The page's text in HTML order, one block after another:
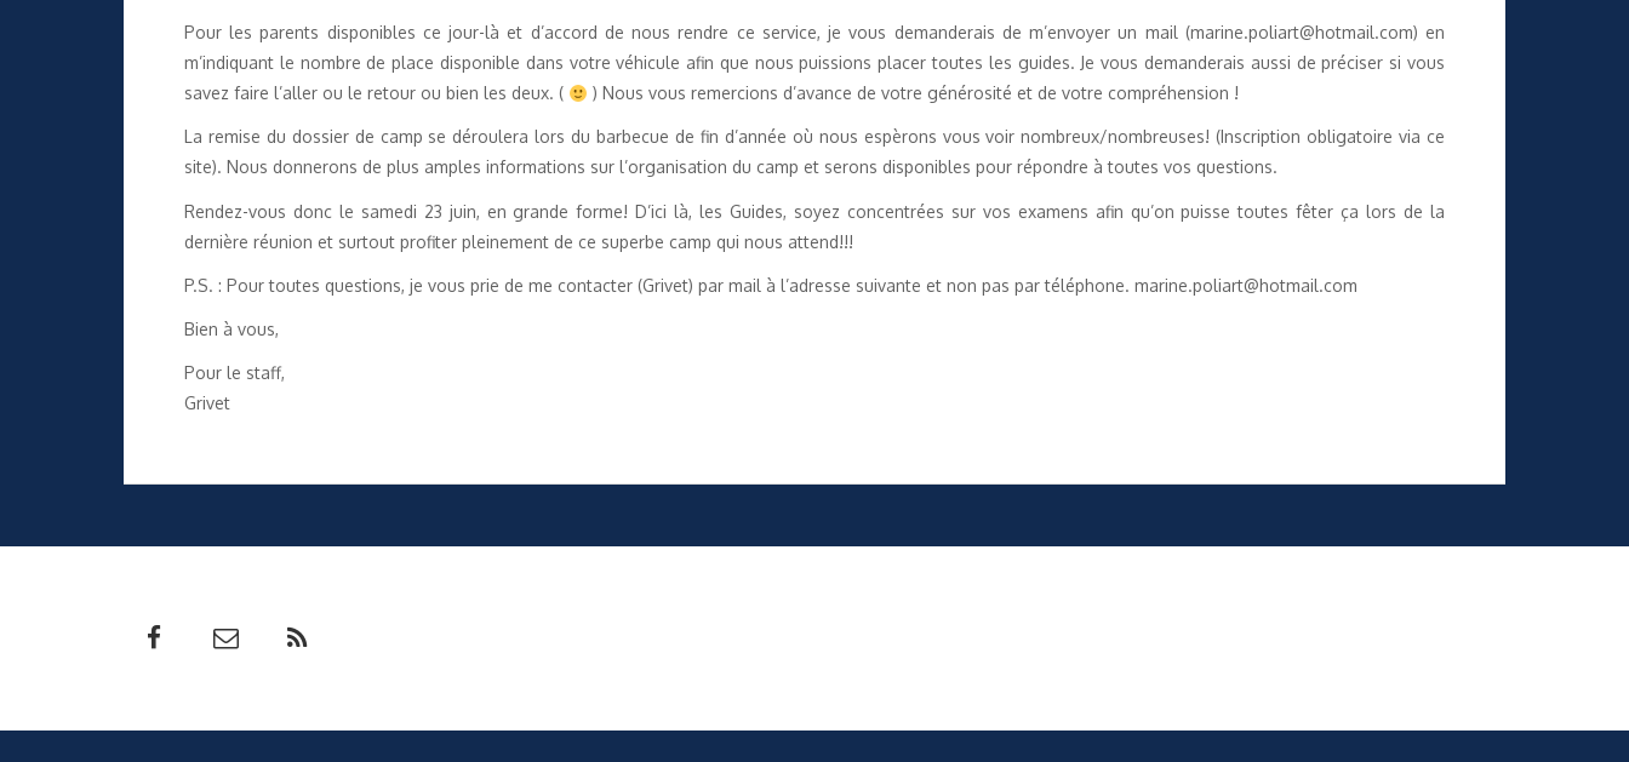
Pour les parents disponibles ce jour-là et d’accord de nous rendre ce service, je vous demanderais de m’envoyer un mail (marine.poliart@hotmail.com) en
m’indiquant le nombre de place disponible dans votre véhicule afin que nous puissions placer toutes les guides. Je vous demanderais aussi de préciser si vous
savez faire l’aller ou le retour ou bien les deux. (
) Nous vous remercions d’avance de votre générosité et de votre compréhension !
La remise du dossier de camp se déroulera lors du barbecue de fin d’année où nous espèrons vous voir nombreux/nombreuses! (Inscription obligatoire via ce
site). Nous donnerons de plus amples informations sur l’organisation du camp et serons disponibles pour répondre à toutes vos questions.
Rendez-vous donc le samedi 23 juin, en grande forme! D’ici là, les Guides, soyez concentrées sur vos examens afin qu’on puisse toutes fêter ça lors de la
dernière réunion et surtout profiter pleinement de ce superbe camp qui nous attend!!!
P.S. : Pour toutes questions, je vous prie de me contacter (Grivet) par mail à l’adresse suivante et non pas par téléphone. marine.poliart@hotmail.com
Bien à vous,
Pour le staff,
Grivet